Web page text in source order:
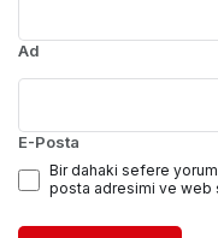
Ad
E-Posta
Bir dahaki sefere yorum
posta adresimi ve web